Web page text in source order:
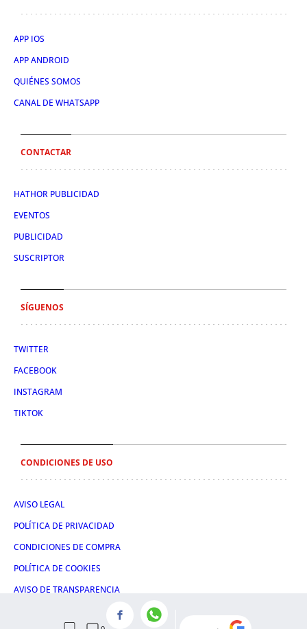
APP IOS
APP ANDROID
QUIÉNES SOMOS
CANAL DE WHATSAPP
CONTACTAR
HATHOR PUBLICIDAD
EVENTOS
PUBLICIDAD
SUSCRIPTOR
SÍGUENOS
TWITTER
FACEBOOK
INSTAGRAM
TIKTOK
CONDICIONES DE USO
AVISO LEGAL
POLÍTICA DE PRIVACIDAD
CONDICIONES DE COMPRA
POLÍTICA DE COOKIES
AVISO DE TRANSPARENCIA